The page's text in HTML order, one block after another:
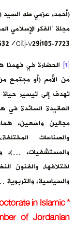
السُّنَنيّة،
مجلة “الفكر الإسلامي المعاصر”، مجلد 29، العدد 105، 129-164. DOI:
لأُمَّة
وهي
في ضوء
المنجزات
والأجهزة،
والجسور،
على
والقضائية،
Azmi